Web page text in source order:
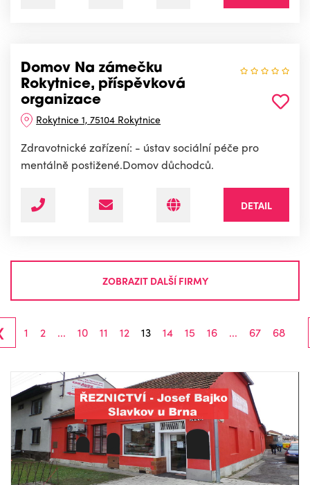
Domov Na zámečku
Rokytnice, příspěvková
organizace
Rokytnice 1, 75104 Rokytnice
Zdravotnické zařízení: - ústav sociální péče pro
mentálně postižené.Domov důchodců.
DETAIL
ZOBRAZIT DALŠÍ FIRMY
1 2 ... 10 11 12 13 14 15 16 ... 67 68